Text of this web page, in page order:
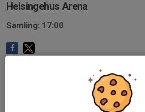
Helsingehus Arena
Samling: 17:00
Anmälan är öppen för lagets medlemmar.